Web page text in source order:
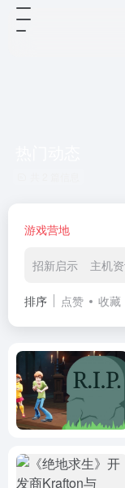
游戏营地
招新启示 主机
排序 点赞 收藏